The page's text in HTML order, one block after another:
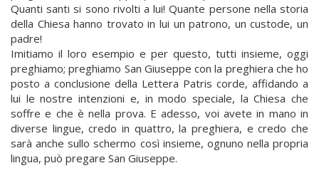
Quanti santi si sono rivolti a lui! Quante persone nella storia
della Chiesa hanno trovato in lui un patrono, un custode, un
padre!
Imitiamo il loro esempio e per questo, tutti insieme, oggi
preghiamo; preghiamo San Giuseppe con la preghiera che ho
posto a conclusione della Lettera Patris corde, affidando a
lui le nostre intenzioni e, in modo speciale, la Chiesa che
soffre e che è nella prova. E adesso, voi avete in mano in
diverse lingue, credo in quattro, la preghiera, e credo che
sarà anche sullo schermo così insieme, ognuno nella propria
lingua, può pregare San Giuseppe.